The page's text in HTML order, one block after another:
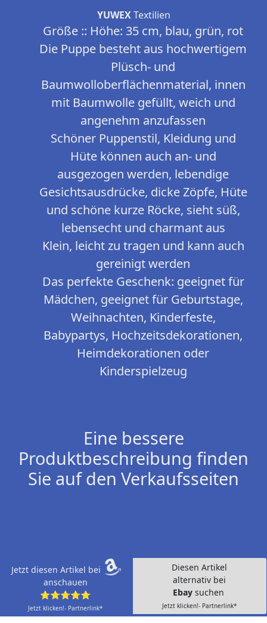
YUWEXTextilien
Größe :: Höhe: 35 cm, blau, grün, rot
Die Puppe besteht aus hochwertigem
Plüsch- und
Baumwolloberflächenmaterial, innen
mit Baumwolle gefüllt, weich und
angenehm anzufassen
Schöner Puppenstil, Kleidung und
Hüte können auch an- und
ausgezogen werden, lebendige
Gesichtsausdrücke, dicke Zöpfe, Hüte
und schöne kurze Röcke, sieht süß,
lebensecht und charmant aus
Klein, leicht zu tragen und kann auch
gereinigt werden
Das perfekte Geschenk: geeignet für
Mädchen, geeignet für Geburtstage,
Weihnachten, Kinderfeste,
Babypartys, Hochzeitsdekorationen,
Heimdekorationen oder
Kinderspielzeug
Eine bessere
Produktbeschreibung finden
Sie auf den Verkaufsseiten
Jetzt diesen Artikel bei
anschauen
⭐⭐⭐⭐⭐
Jetzt klicken!- Partnerlink*
Diesen Artikel
alternativ bei
Ebay suchen
Jetzt klicken!- Partnerlink*